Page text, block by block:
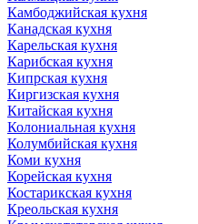
Камбоджийская кухня
Канадская кухня
Карельская кухня
Карибская кухня
Кипрская кухня
Киргизская кухня
Китайская кухня
Колониальная кухня
Колумбийская кухня
Коми кухня
Корейская кухня
Костарикская кухня
Креольская кухня